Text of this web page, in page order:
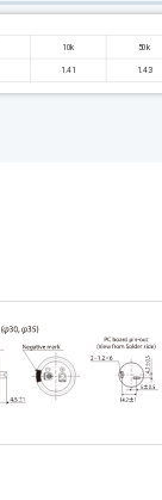
10k 50k
1.41 1.43